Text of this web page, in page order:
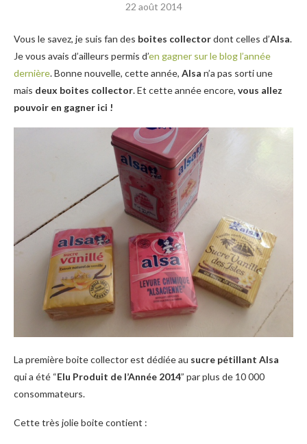
22 août 2014
Vous le savez, je suis fan des boites collectordont celles d’Alsa.
Je vous avais d’ailleurs permis d’en gagner sur le blog l’année
dernière. Bonne nouvelle, cette année, Alsa n’a pas sorti une
mais deux boites collector. Et cette année encore, vous allez
pouvoir en gagner ici !
La première boite collector est dédiée au sucre pétillant Alsa
qui a été “Elu Produit de l’Année 2014” par plus de 10 000
consommateurs.
Cette très jolie boite contient :